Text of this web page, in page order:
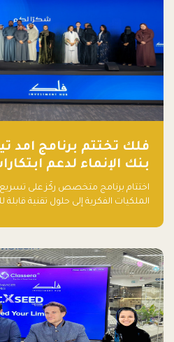
فلك تختتم برنامج امد
بنك الإنماء لدعم
اختتام برنامج متخصص ركّز على تسريع
الملكيات الفكرية إلى حلول تقنية